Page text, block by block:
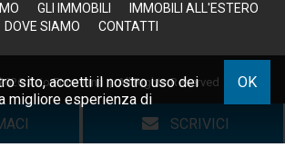
SCRIVICI
GLI IMMOBILI
IMMOBILI ALL'ESTERO
DOVE SIAMO
CONTATTI
Avio Fioravanti | All Rights Reserved |
sito, accetti il nostro uso dei
migliore esperienza di
OK